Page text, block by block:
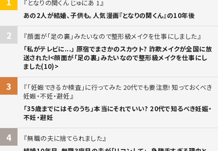
となりの関くん じゅにあ 1
あの2人が結婚、子供も。人気漫画『となりの関くん』の10年後
2
顔面が「足の裏」みたいなので整形級メイクを仕事にしました
「私がテレビに...」 原宿でまさかのスカウト? 詐欺メイクが全国に放
送された!<顔面が「足の裏」みたいなので整形級メイクを仕事にし
ました(10)>
3
「妊娠できるか検査」に行ってみた 20代でも要注意! 知っておくべき
妊娠・不妊・避妊
「35歳までにはそのうち」本当にそれでいい? 20代で知るべき妊娠・
不妊・避妊
4
無職の夫に捨てられました